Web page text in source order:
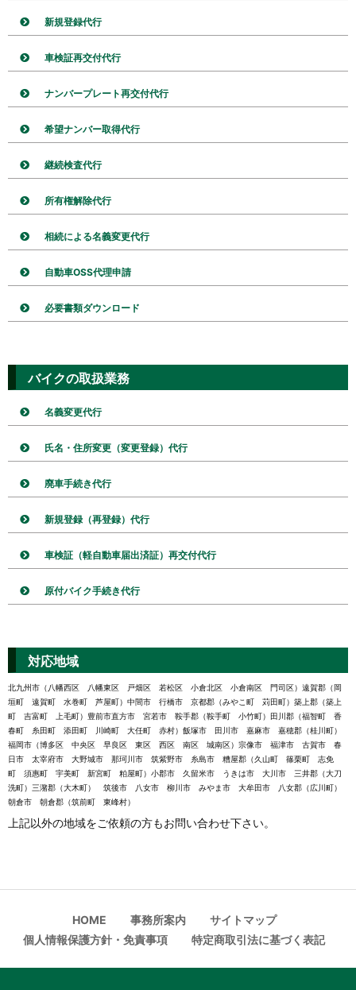
新規登録代行
車検証再交付代行
ナンバープレート再交付代行
希望ナンバー取得代行
継続検査代行
所有権解除代行
相続による名義変更代行
自動車OSS代理申請
必要書類ダウンロード
バイクの取扱業務
名義変更代行
氏名・住所変更（変更登録）代行
廃車手続き代行
新規登録（再登録）代行
車検証（軽自動車届出済証）再交付代行
原付バイク手続き代行
対応地域
北九州市（八幡西区 八幡東区 戸畑区 若松区 小倉北区 小倉南区 門司区）遠賀郡（岡
垣町 遠賀町 水巻町 芦屋町）中間市 行橋市 京都郡（みやこ町 苅田町）築上郡（築上
町 吉富町 上毛町）豊前市直方市 宮若市 鞍手郡（鞍手町 小竹町）田川郡（福智町 香
春町 糸田町 添田町 川崎町 大任町 赤村）飯塚市 田川市 嘉麻市 嘉穂郡（桂川町）
福岡市（博多区 中央区 早良区 東区 西区 南区 城南区）宗像市 福津市 古賀市 春
日市 太宰府市 大野城市 那珂川市 筑紫野市 糸島市 糟屋郡（久山町 篠栗町 志免
町 須惠町 宇美町 新宮町 粕屋町）小郡市 久留米市 うきは市 大川市 三井郡（大刀
洗町）三潴郡（大木町） 筑後市 八女市 柳川市 みやま市 大牟田市 八女郡（広川町）
朝倉市 朝倉郡（筑前町 東峰村）
上記以外の地域をご依頼の方もお問い合わせ下さい。
HOME 事務所案内
サイトマップ
個人情報保護方針・免責事項
特定商取引法に基づく表記